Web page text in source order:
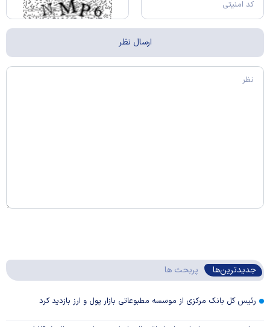
جدیدترین‌ها پربحث ها
رئیس کل بانک مرکزی از موسسه مطبوعاتی بازار پول و ارز بازدید کرد